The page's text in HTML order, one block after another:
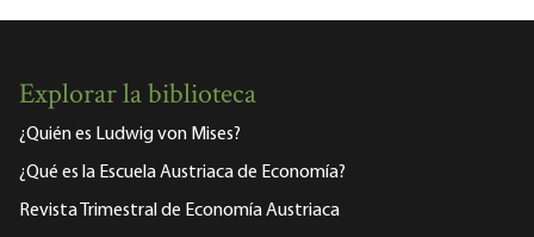
Explorar la biblioteca
¿Quién es Ludwig von Mises?
¿Qué es la Escuela Austriaca de Economía?
Revista Trimestral de Economía Austriaca